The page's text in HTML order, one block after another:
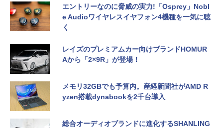
エントリーなのに脅威の実力!「Osprey」Nobl
e Audioワイヤレスイヤフォン4機種を一気に聴
く
レイズのプレミアムカー向けブランドHOMUR
Aから「2×9R」が登場！
メモリ32GBでも予算内。産経新聞社がAMD R
yzen搭載dynabookを2千台導入
総合オーディオブランドに進化するSHANLING